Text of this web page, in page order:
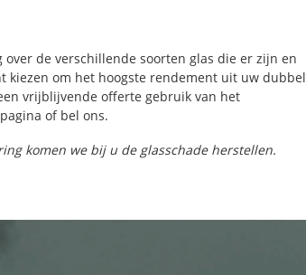
de verschillende soorten glas die er zijn en
kiezen om het hoogste rendement uit uw dubbel
vrijblijvende offerte gebruik van het
of bel ons.
komen we bij u de glasschade herstellen.